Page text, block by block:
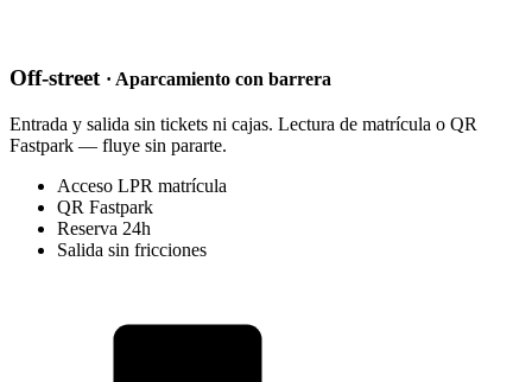
Off-street · Aparcamiento con barrera
Entrada y salida sin tickets ni cajas. Lectura de matrícula o QR
Fastpark — fluye sin pararte.
Acceso LPR matrícula
QR Fastpark
Reserva 24h
Salida sin fricciones